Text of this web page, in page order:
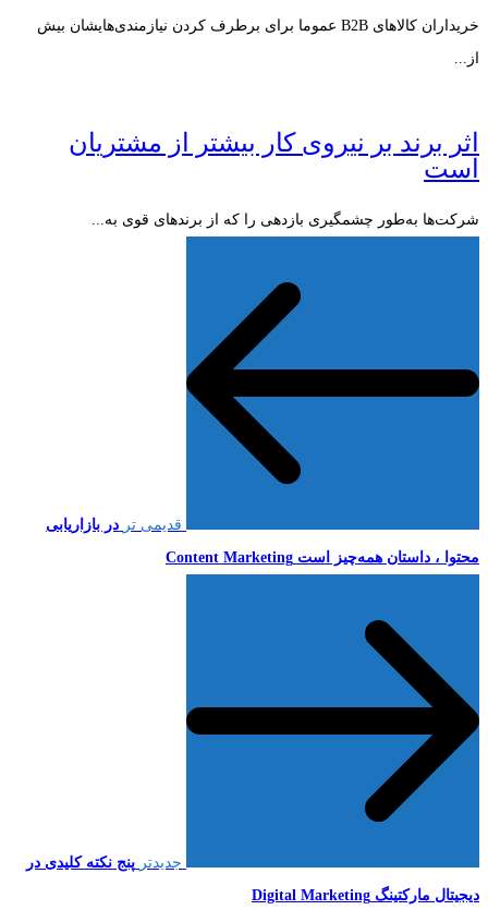
خریداران کالاهای B2B عموما برای برطرف کردن نیازمندی‌هایشان بیش
از...
اثر برند بر نیروی کار بیشتر از مشتریان
است
شرکت‌ها به‌طور چشمگیری بازدهی را که از برندهای قوی به...
قدیمی تر در بازاریابی
محتوا ، داستان همه‌چیز است Content Marketing
جدیدتر پنج نکته کلیدی در
دیجیتال مارکتینگ Digital Marketing